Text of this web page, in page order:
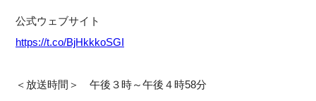
公式ウェブサイト
https://t.co/BjHkkkoSGI
＜放送時間＞ 午後３時～午後４時58分